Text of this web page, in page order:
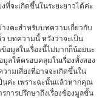
ที่จะเกิดขึ้นในระยะยาวได้ค่ะ
บทความนี้ หวังว่าจะเป็น
อมูลในเรื่องนี้ไม่มากก็น้อยนะ
มูลให้ครอบคลุมในเรื่องทั้งสอง
วามเสี่ยงที่อาจจะเกิดขึ้นใน
ป็นค่ะ เพราะฉะนั้นแล้วหากคุณ
การปรึกษาถึงเรื่องข้องมูลขั้น